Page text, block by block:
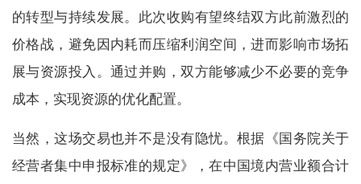
的转型与持续发展。此次收购有望终结双方此前激烈的
价格战，避免因内耗而压缩利润空间，进而影响市场拓
展与资源投入。通过并购，双方能够减少不必要的竞争
成本，实现资源的优化配置。
当然，这场交易也并不是没有隐忧。根据《国务院关于
经营者集中申报标准的规定》，在中国境内营业额合计